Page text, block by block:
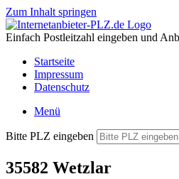
Zum Inhalt springen
Einfach Postleitzahl eingeben und
Startseite
Impressum
Datenschutz
Menü
Bitte PLZ eingeben
35582 Wetzlar